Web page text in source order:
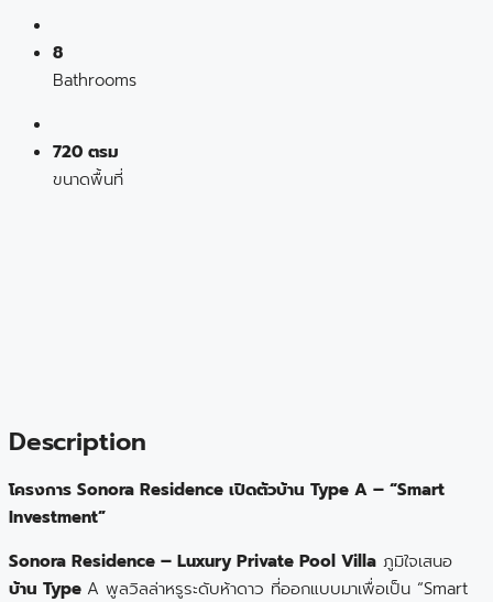
8
Bathrooms
720 ตรม
ขนาดพื้นที่
Description
โครงการ Sonora Residence เปิดตัวบ้าน Type A – “Smart
Investment”
Sonora Residence – Luxury Private Pool Villa ภูมิใจเสนอ
บ้าน Type A พูลวิลล่าหรูระดับห้าดาว ที่ออกแบบมาเพื่อเป็น “Smart